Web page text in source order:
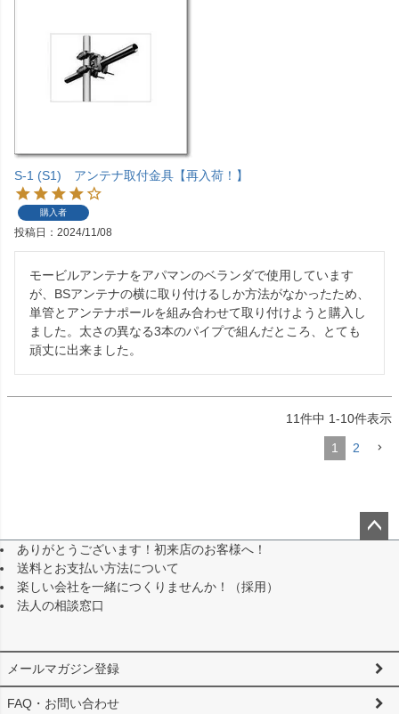
S-1 (S1) アンテナ取付金具【再入荷！】
購入者
投稿日 2024/11/08
モービルアンテナをアパマンのベランダで使用しています
が、BSアンテナの横に取り付けるしか方法がなかったため、
単管とアンテナポールを組み合わせて取り付けようと購入し
ました。太さの異なる3本のパイプで組んだところ、とても
頑丈に出来ました。
11件中 1-10件表示
1 2
ありがとうございます！初来店のお客様へ！
送料とお支払い方法について
楽しい会社を一緒につくりませんか！（採用）
法人の相談窓口
メールマガジン登録
FAQ・お問い合わせ